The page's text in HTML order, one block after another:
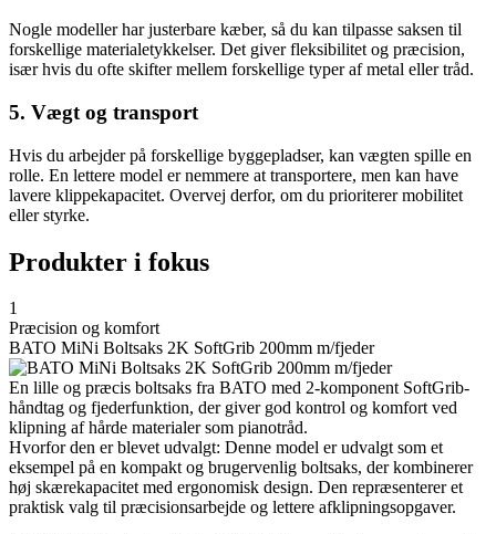
Nogle modeller har justerbare kæber, så du kan tilpasse saksen til
forskellige materialetykkelser. Det giver fleksibilitet og præcision,
især hvis du ofte skifter mellem forskellige typer af metal eller tråd.
5. Vægt og transport
Hvis du arbejder på forskellige byggepladser, kan vægten spille en
rolle. En lettere model er nemmere at transportere, men kan have
lavere klippekapacitet. Overvej derfor, om du prioriterer mobilitet
eller styrke.
Produkter i fokus
1
Præcision og komfort
BATO MiNi Boltsaks 2K SoftGrib 200mm m/fjeder
En lille og præcis boltsaks fra BATO med 2-komponent SoftGrib-
håndtag og fjederfunktion, der giver god kontrol og komfort ved
klipning af hårde materialer som pianotråd.
Hvorfor den er blevet udvalgt: Denne model er udvalgt som et
eksempel på en kompakt og brugervenlig boltsaks, der kombinerer
høj skærekapacitet med ergonomisk design. Den repræsenterer et
praktisk valg til præcisionsarbejde og lettere afklipningsopgaver.